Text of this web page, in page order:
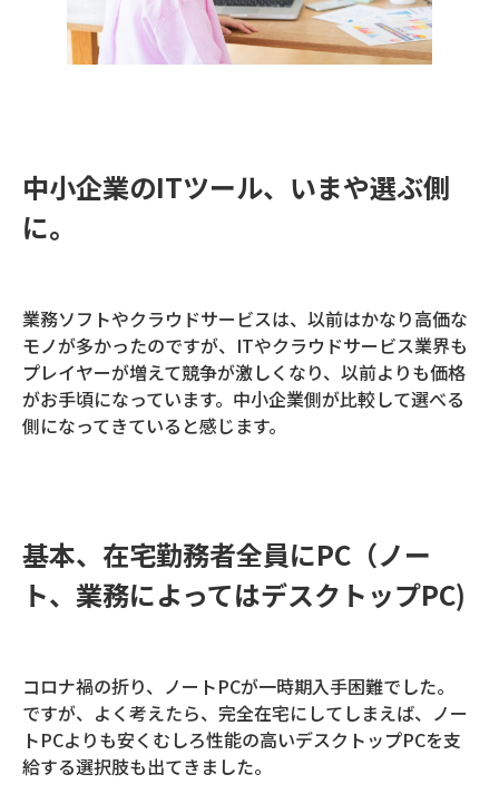
中小企業のITツール、いまや選ぶ側
に。
業務ソフトやクラウドサービスは、以前はかなり高価な
モノが多かったのですが、ITやクラウドサービス業界も
プレイヤーが増えて競争が激しくなり、以前よりも価格
がお手頃になっています。中小企業側が比較して選べる
側になってきていると感じます。
基本、在宅勤務者全員にPC（ノー
ト、業務によってはデスクトップPC)
コロナ禍の折り、ノートPCが一時期入手困難でした。
ですが、よく考えたら、完全在宅にしてしまえば、ノー
トPCよりも安くむしろ性能の高いデスクトップPCを支
給する選択肢も出てきました。